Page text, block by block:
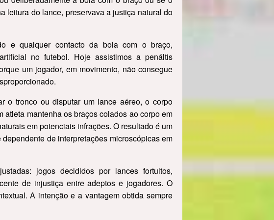
leitura do lance, preservava a justiça natural do
e qualquer contacto da bola com o braço,
no futebol. Hoje assistimos a penáltis
um jogador, em movimento, não consegue
o tronco ou disputar um lance aéreo, o corpo
mantenha os braços colados ao corpo em
em potenciais infrações. O resultado é um
de interpretações microscópicas em
jogos decididos por lances fortuitos,
de injustiça entre adeptos e jogadores. O
A intenção e a vantagem obtida sempre